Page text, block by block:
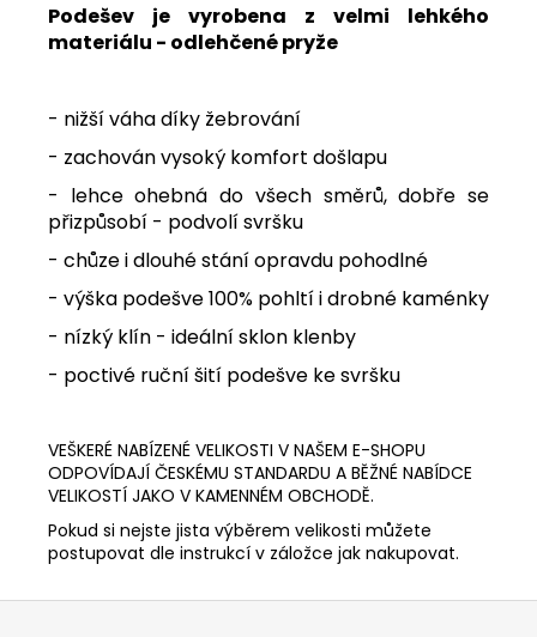
Podešev je vyrobena z velmi lehkého
materiálu - odlehčené pryže
- nižší váha díky žebrování
- zachován vysoký komfort došlapu
- lehce ohebná do všech směrů, dobře se
přizpůsobí - podvolí svršku
- chůze i dlouhé stání opravdu pohodlné
- výška podešve 100% pohltí i drobné kaménky
- nízký klín - ideální sklon klenby
- poctivé ruční šití podešve ke svršku
VEŠKERÉ NABÍZENÉ VELIKOSTI V NAŠEM E-SHOPU
ODPOVÍDAJÍ ČESKÉMU STANDARDU A BĚŽNÉ NABÍDCE
VELIKOSTÍ JAKO V KAMENNÉM OBCHODĚ.
Pokud si nejste jista výběrem velikosti můžete
postupovat dle instrukcí v záložce jak nakupovat.
Z